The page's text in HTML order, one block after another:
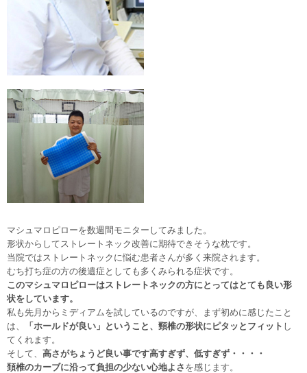
マシュマロピローを数週間モニターしてみました。
形状からしてストレートネック改善に期待できそうな枕です。
当院ではストレートネックに悩む患者さんが多く来院されます。
むち打ち症の方の後遺症としても多くみられる症状です。
このマシュマロピローはストレートネックの方にとってはとても良い形
状をしています。
私も先月からミディアムを試しているのですが、まず初めに感じたこと
は、
「ホールドが良い」ということ、頸椎の形状にピタッとフィット し
てくれます。
そして、 高さがちょうど良い事です高すぎず、低すぎず・・・・
頚椎のカーブに沿って負担の少ない心地よさ を感じます。